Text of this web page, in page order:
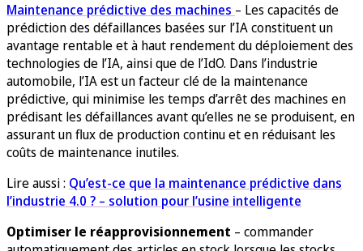
Maintenance prédictive des machines – Les capacités de
prédiction des défaillances basées sur l’IA constituent un
avantage rentable et à haut rendement du déploiement des
technologies de l’IA, ainsi que de l’IdO. Dans l’industrie
automobile, l’IA est un facteur clé de la maintenance
prédictive, qui minimise les temps d’arrêt des machines en
prédisant les défaillances avant qu’elles ne se produisent, en
assurant un flux de production continu et en réduisant les
coûts de maintenance inutiles.
Lire aussi : Qu’est-ce que la maintenance prédictive dans
l’industrie 4.0 ? – solution pour l’usine intelligente
Optimiser le réapprovisionnement – commander